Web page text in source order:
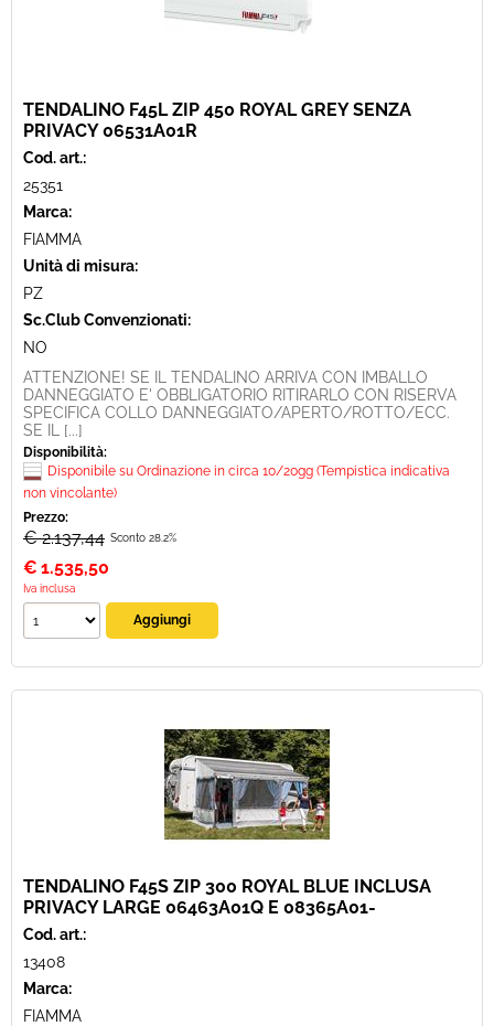
TENDALINO F45L ZIP 450 ROYAL GREY SENZA
PRIVACY 06531A01R
Cod. art.:
25351
Marca:
FIAMMA
Unità di misura:
PZ
Sc.Club Convenzionati:
NO
ATTENZIONE! SE IL TENDALINO ARRIVA CON IMBALLO
DANNEGGIATO E' OBBLIGATORIO RITIRARLO CON RISERVA
SPECIFICA COLLO DANNEGGIATO/APERTO/ROTTO/ECC.
SE IL [...]
Disponibilità:
Disponibile su Ordinazione in circa 10/20gg (Tempistica indicativa
non vincolante)
Prezzo:
€ 2.137,44 Sconto 28.2%
€ 1.535,50
Iva inclusa
TENDALINO F45S ZIP 300 ROYAL BLUE INCLUSA
PRIVACY LARGE 06463A01Q E 08365A01-
Cod. art.:
13408
Marca:
FIAMMA